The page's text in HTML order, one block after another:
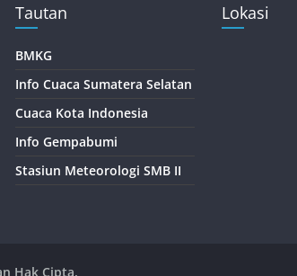
Tautan
BMKG
Info Cuaca Sumatera Selatan
Cuaca Kota Indonesia
Info Gempabumi
Stasiun Meteorologi SMB II
Lokasi
Hak Cipta.